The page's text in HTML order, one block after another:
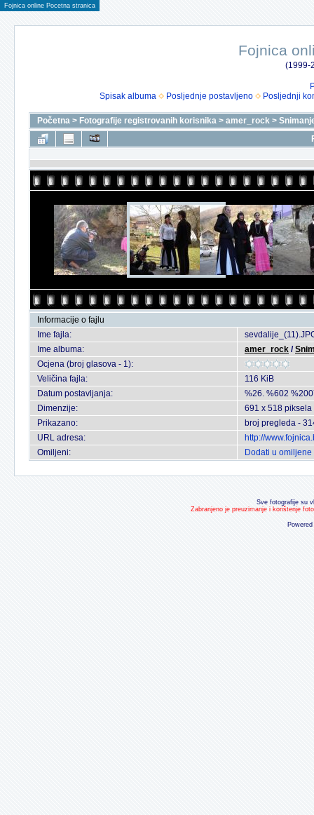
Fojnica online Pocetna stranica
Fojnica
(1999-
Spisak albuma
Posljednje postavljeno Posljednji
Početna > Fotografije registrovanih korisnika > amer_rock >
Informacije o fajlu
Ime fajla:
Ime albuma:
amer_rock /
Ocjena (broj glasova - 1):
Veličina fajla:
116 KiB
Datum postavljanja:
%26. %602
Dimenzije:
691 x 518 piksela
Prikazano:
broj pregleda -
URL adresa:
http://
Omiljeni:
Dodati u omiljene
Sve fotografije su
Zabranjeno je preuzimanje i korištenje